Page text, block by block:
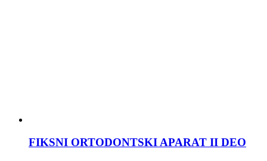
FIKSNI ORTODONTSKI APARAT II DEO